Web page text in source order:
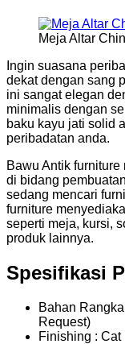
Meja Altar
Ingin suasana
dekat dengan sang
ini sangat elegan
minimalis dengan
baku kayu jati solid
peribadatan anda.
Bawu Antik
di bidang
sedang mencari
furniture
seperti meja, kursi,
produk lainnya.
Spesifikasi
Bahan
Request)
Finishing :